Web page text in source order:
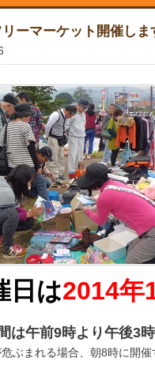
ーマーケット開催しま
日は2014年
は午前9時より午後3時
まれる場合、朝8時に開催